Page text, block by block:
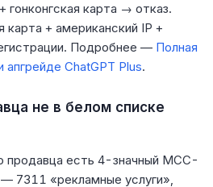
гонконгская карта → отказ.
карта + американский IP +
Подробнее — Полная
апгрейде ChatGPT Plus.
не в белом списке
продавца есть 4-значный MCC-
7311 «рекламные услуги»,